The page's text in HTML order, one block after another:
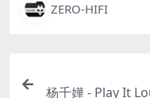
ZERO-HIFI
杨千嬅 - Play It